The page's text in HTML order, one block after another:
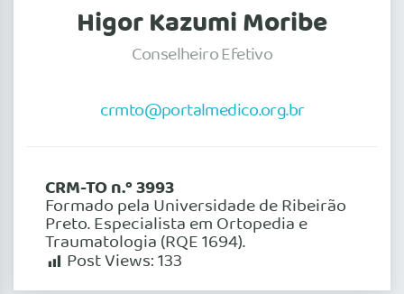
Higor Kazumi Moribe
Conselheiro Efetivo
crmto@portalmedico.org.br
CRM-TO n.º 3993
Formado pela Universidade de Ribeirão
Preto. Especialista em Ortopedia e
Traumatologia (RQE 1694).
Post Views:133